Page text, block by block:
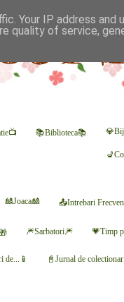
📚Biblioteca📚
🎎Joaca🎎 📤Intrebari
🎆Sarbatori🎆 💗Timp
de...📱 📓Jurnal de
Your IP address and
quality of service,